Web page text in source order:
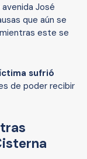
José
que aún se
este se
sufrió
de poder recibir